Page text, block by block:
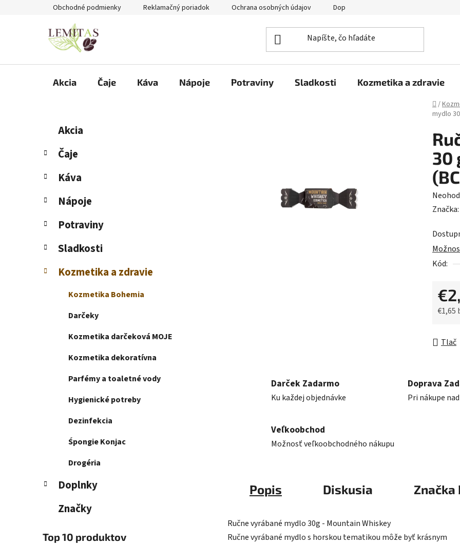
Obchodné podmienky Reklamačný poriadok Ochrana osobných údajov Doprava a platba
Akcia Čaje Káva Nápoje Potraviny Sladkosti Kozmetika a zdravie
Domov
/
mydlo
č
ý
a
n
l
Preskočiť
kategórie
e
ó
i
Akcia
Čaje
Káva
Nápoje
Potraviny
Sladkosti
Kozmetika a zdravie
Kozmetika Bohemia
Darčeky
Kozmetika darčeková MOJE
Kozmetika dekoratívna
Parfémy a toaletné vody
Hygienické potreby
Dezinfekcia
Śpongie Konjac
Drogéria
Doplnky
Značky
Top 10 produktov
30
je
0,0
z
Značka:
Kód:
€1,65
Tlač
Darček Zadarmo
Ku každej objednávke
Doprava
Pri nákupe
Veľkoobchod
Možnosť veľkoobchodného nákupu
Popis Diskusia Značka
Ručne vyrábané mydlo 30g - Mountain Whiskey
Ručne vyrábané mydlo s horskou tematikou môže byť krásnym